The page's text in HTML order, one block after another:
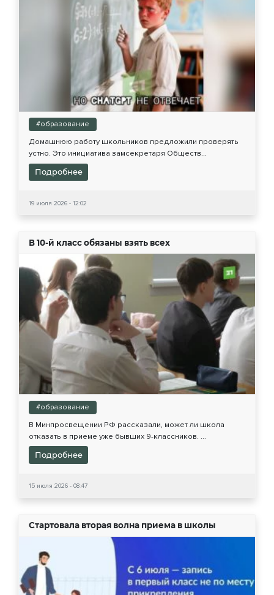
#образование
Домашнюю работу школьников предложили проверять
устно. Это инициатива замсекретаря Обществ...
Подробнее
19 июля 2026 - 12:02
В 10-й класс обязаны взять всех
#образование
В Минпросвещении РФ рассказали, может ли школа
отказать в приеме уже бывших 9-классников. ...
Подробнее
15 июля 2026 - 08:47
Стартовала вторая волна приема в школы